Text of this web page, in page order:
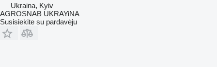
Ukraina, Kyiv
AGROSNAB UKRAYiNA
Susisiekite su pardavėju